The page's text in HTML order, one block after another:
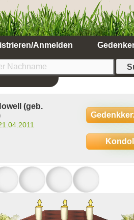
Anmelden
(geb.